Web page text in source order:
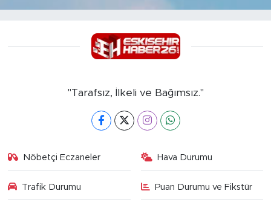
"Tarafsız, İlkeli ve Bağımsız."
Nöbetçi Eczaneler Hava Durumu
Trafik Durumu Puan Durumu ve Fikstür